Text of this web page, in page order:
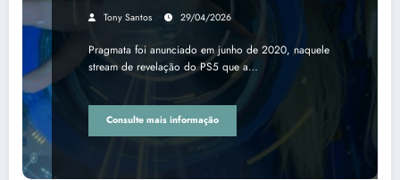
Tony Santos 29/04/2026
Pragmata foi anunciado em junho de 2020, naquele
stream de revelação do PS5 que a…
Consulte mais informação